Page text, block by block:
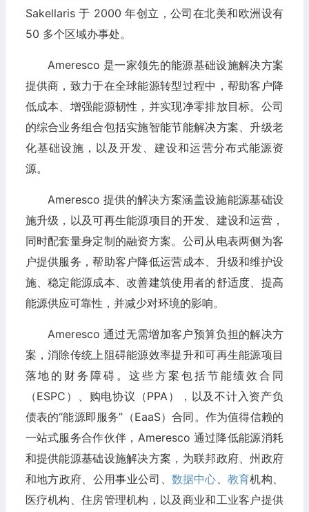
Sakellaris 于 2000 年创立，公司在北美和欧洲设有
50 多个区域办事处。
Ameresco 是一家领先的能源基础设施解决方案
提供商，致力于在全球能源转型过程中，帮助客户降
低成本、增强能源韧性，并实现净零排放目标。公司
的综合业务组合包括实施智能节能解决方案、升级老
化基础设施，以及开发、建设和运营分布式能源资
源。
Ameresco 提供的解决方案涵盖设施能源基础设
施升级，以及可再生能源项目的开发、建设和运营，
同时配套量身定制的融资方案。公司从电表两侧为客
户提供服务，帮助客户降低运营成本、升级和维护设
施、稳定能源成本、改善建筑使用者的舒适度、提高
能源供应可靠性，并减少对环境的影响。
Ameresco 通过无需增加客户预算负担的解决方
案，消除传统上阻碍能源效率提升和可再生能源项目
落地的财务障碍。这些方案包括节能绩效合同
（ESPC）、购电协议（PPA），以及不计入资产负
债表的“能源即服务”（EaaS）合同。作为值得信赖的
一站式服务合作伙伴，Ameresco 通过降低能源消耗
和提供能源基础设施解决方案，为联邦政府、州政府
和地方政府、公用事业公司、数据中心 教育机构、
医疗机构、住房管理机构，以及商业和工业客户提供